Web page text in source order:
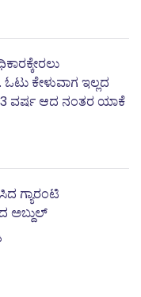
ಕೇಳುವಾಗ ಇಲ್ಲದ
3 ವರ್ಷ ಆದ ನಂತರ ಯಾಕೆ
ಗ್ಯಾರಂಟಿ
ಅಬ್ದುಲ್